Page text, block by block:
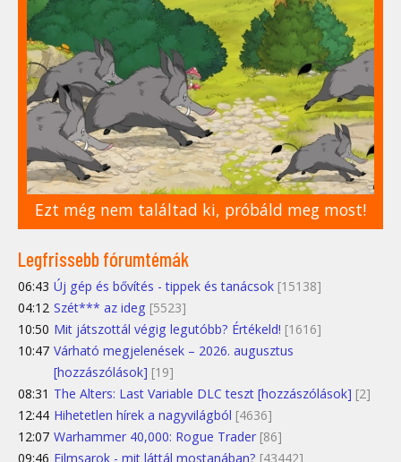
Ezt még nem találtad ki, próbáld meg most!
Legfrissebb fórumtémák
06:43 Új gép és bővítés - tippek és tanácsok [15138]
04:12 Szét*** az ideg [5523]
10:50 Mit játszottál végig legutóbb? Értékeld! [1616]
10:47 Várható megjelenések – 2026. augusztus
[hozzászólások] [19]
08:31 The Alters: Last Variable DLC teszt [hozzászólások] [2]
12:44 Hihetetlen hírek a nagyvilágból [4636]
12:07 Warhammer 40,000: Rogue Trader [86]
09:46 Filmsarok - mit láttál mostanában? [43442]